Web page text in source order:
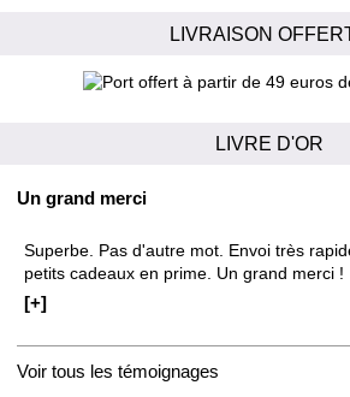
LIVRAISON
LIVRE D'OR
Un grand merci
Superbe. Pas d'autre mot. Envoi très
petits cadeaux en prime. Un grand merci !
[+]
Voir tous les témoignages